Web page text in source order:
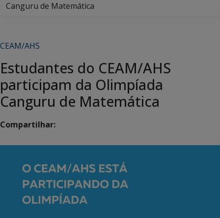
Canguru de Matemática
CEAM/AHS
Estudantes do CEAM/AHS
participam da Olimpíada
Canguru de Matemática
Compartilhar: